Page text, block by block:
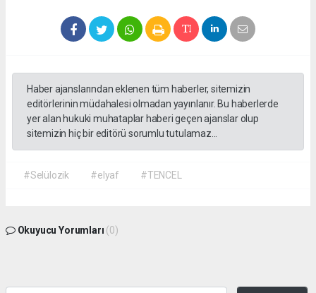
Haber ajanslarından eklenen tüm haberler, sitemizin
editörlerinin müdahalesi olmadan yayınlanır. Bu haberlerde
yer alan hukuki muhataplar haberi geçen ajanslar olup
sitemizin hiç bir editörü sorumlu tutulamaz...
#Selülozik #elyaf #TENCEL
Okuyucu Yorumları (0)